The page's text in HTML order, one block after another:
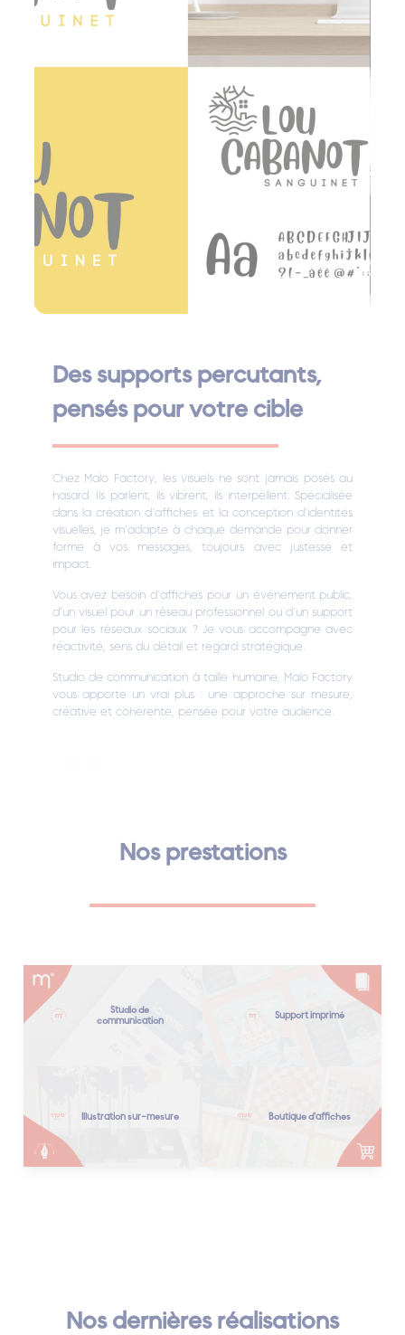
Des supports percutants,
pensés pour votre cible
Chez Malo Factory, les visuels ne sont jamais posés au
hasard. Ils parlent, ils vibrent, ils interpellent. Spécialisée
dans la création d’affiches et la conception d’identités
visuelles, je m’adapte à chaque demande pour donner
forme à vos messages, toujours avec justesse et
impact.
Vous avez besoin d’affiches pour un événement public,
d’un visuel pour un réseau professionnel ou d’un support
pour les réseaux sociaux ? Je vous accompagne avec
réactivité, sens du détail et regard stratégique.
Studio de communication à taille humaine, Malo Factory
vous apporte un vrai plus : une approche sur mesure,
créative et cohérente, pensée pour votre audience.
Nos prestations
Studio de
communication
Support imprimé
Illustration sur-mesure Boutique d'affiches
Nos dernières réalisations